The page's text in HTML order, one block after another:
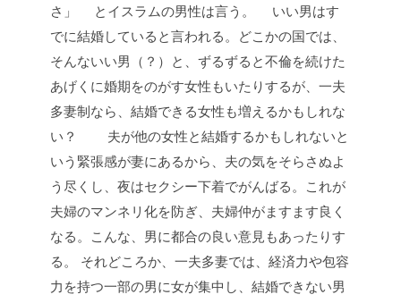
さ」
とイスラムの男性は言う。
いい男はす
でに結婚していると言われる。どこかの国では、
そんないい男（？）と、ずるずると不倫を続けた
あげくに婚期をのがす女性もいたりするが、一夫
多妻制なら、結婚できる女性も増えるかもしれな
い？
夫が他の女性と結婚するかもしれないと
いう緊張感が妻にあるから、夫の気をそらさぬよ
う尽くし、夜はセクシー下着でがんばる。これが
夫婦のマンネリ化を防ぎ、夫婦仲がますます良く
なる。こんな、男に都合の良い意見もあったりす
る。
それどころか、一夫多妻では、経済力や包容
力を持つ一部の男に女が集中し、結婚できない男